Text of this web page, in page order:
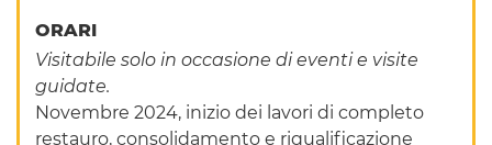
ORARI
Visitabile solo in occasione di eventi e visite
guidate.
Novembre 2024, inizio dei lavori di completo
restauro, consolidamento e riqualificazione